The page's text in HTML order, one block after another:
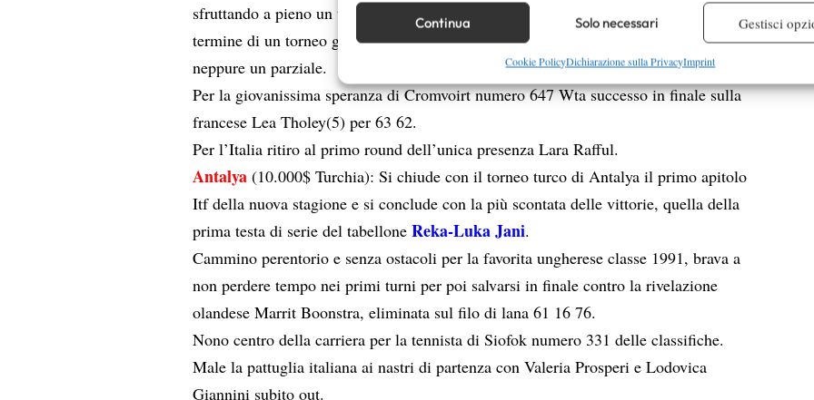
Identificare i dispositivi in base alle informazioni trasmesse automaticamente.
Garantire la sicurezza, prevenire e rilevare frodi, correggere errori,
Erogare e presentare pubblicità e contenuto, Salvare e comunicare le
Continua Solo necessari Gestisci
Cookie PolicyDichiarazione sulla PrivacyImprint
sfruttando a pieno un tabellone mediocre, si regala la prima gioia della carriera al
termine di un torneo gestito perfettamente e vinto senza concedere alle avversarie
neppure un parziale.
Per la giovanissima speranza di Cromvoirt numero 647 Wta successo in finale sulla
francese Lea Tholey(5) per 63 62.
Per l’Italia ritiro al primo round dell’unica presenza Lara Rafful.
Antalya (10.000$ Turchia): Si chiude con il torneo turco di Antalya il primo apitolo
Itf della nuova stagione e si conclude con la più scontata delle vittorie, quella della
prima testa di serie del tabelloneReka-Luka Jani.
Cammino perentorio e senza ostacoli per la favorita ungherese classe 1991, brava a
non perdere tempo nei primi turni per poi salvarsi in finale contro la rivelazione
olandese Marrit Boonstra, eliminata sul filo di lana 61 16 76.
Nono centro della carriera per la tennista di Siofok numero 331 delle classifiche.
Male la pattuglia italiana ai nastri di partenza con Valeria Prosperi e Lodovica
Giannini subito out.